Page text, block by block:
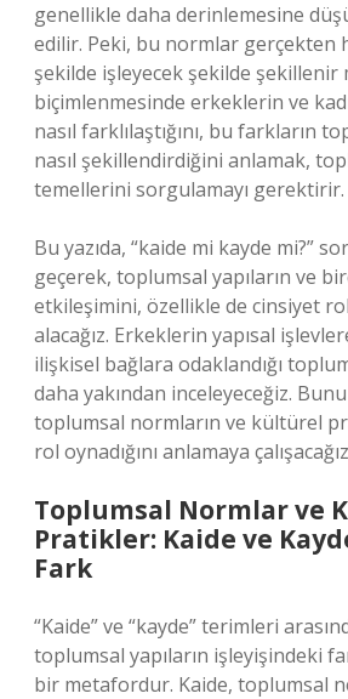
genellikle daha derinlemesine
edilir. Peki, bu normlar gerçekten
şekilde işleyecek şekilde şekillenir
biçimlenmesinde erkeklerin ve
nasıl farklılaştığını, bu farkların
nasıl şekillendirdiğini anlamak,
temellerini sorgulamayı gerektirir.
Bu yazıda, “kaide mi kayde mi?”
geçerek, toplumsal yapıların ve
etkileşimini, özellikle de cinsiyet
alacağız. Erkeklerin yapısal
ilişkisel bağlara odaklandığı
daha yakından inceleyeceğiz.
toplumsal normların ve kültürel
rol oynadığını anlamaya
Toplumsal Normlar ve
Pratikler: Kaide ve
Fark
“Kaide” ve “kayde” terimleri
toplumsal yapıların işleyişindeki
bir metafordur. Kaide, toplumsal